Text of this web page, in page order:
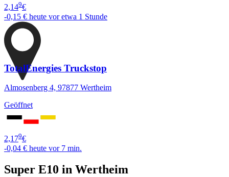
2,149€
-0,15 € heute vor etwa 1 Stunde
TotalEnergies Truckstop
Almosenberg 4, 97877 Wertheim
Geöffnet
2,179€
-0,04 € heute vor 7 min.
Super E10 in Wertheim